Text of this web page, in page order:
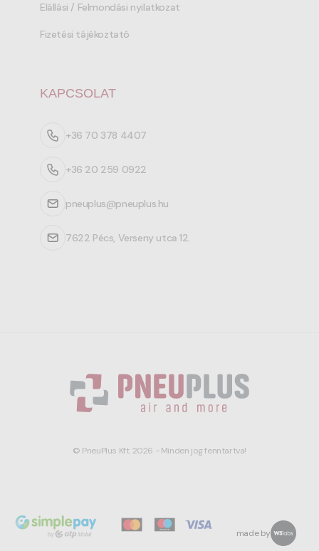
Elállási / Felmondási nyilatkozat
Fizetési tájékoztató
KAPCSOLAT
+36 70 378 4407
+36 20 259 0922
pneuplus@pneuplus.hu
7622 Pécs, Verseny utca 12.
© PneuPlus Kft. 2026 - Minden jog fenntartva!
made by